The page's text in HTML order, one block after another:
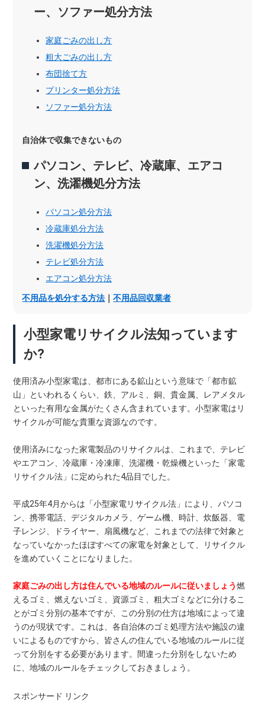
ー、ソファー処分方法
家庭ごみの出し方
粗大ごみの出し方
布団捨て方
プリンター処分方法
ソファー処分方法
自治体で収集できないもの
パソコン、テレビ、冷蔵庫、エアコ
ン、洗濯機処分方法
パソコン処分方法
冷蔵庫処分方法
洗濯機処分方法
テレビ処分方法
エアコン処分方法
不用品を処分する方法 ｜不用品回収業者
小型家電リサイクル法知っています
か?
使用済み小型家電は、都市にある鉱山という意味で「都市鉱
山」といわれるくらい、鉄、アルミ、銅、貴金属、レアメタル
といった有用な金属がたくさん含まれています。小型家電はリ
サイクルが可能な貴重な資源なのです。
使用済みになった家電製品のリサイクルは、これまで、テレビ
やエアコン、冷蔵庫・冷凍庫、洗濯機・乾燥機といった「家電
リサイクル法」に定められた4品目でした。
平成25年4月からは「小型家電リサイクル法」により、パソコ
ン、携帯電話、デジタルカメラ、ゲーム機、時計、炊飯器、電
子レンジ、ドライヤー、扇風機など、これまでの法律で対象と
なっていなかったほぼすべての家電を対象として、リサイクル
を進めていくことになりました。
家庭ごみの出し方は住んでいる地域のルールに従いましょう燃
えるゴミ、燃えないゴミ、資源ゴミ、粗大ゴミなどに分けるこ
とがゴミ分別の基本ですが、この分別の仕方は地域によって違
うのが現状です。これは、各自治体のゴミ処理方法や施設の違
いによるものですから、皆さんの住んでいる地域のルールに従
って分別をする必要があります。間違った分別をしないため
に、地域のルールをチェックしておきましょう。
スポンサード リンク